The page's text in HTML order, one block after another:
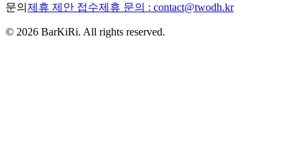
문의 제휴 제안 접수제휴 문의 : contact@twodh.kr
© 2026 BarKiRi. All rights reserved.